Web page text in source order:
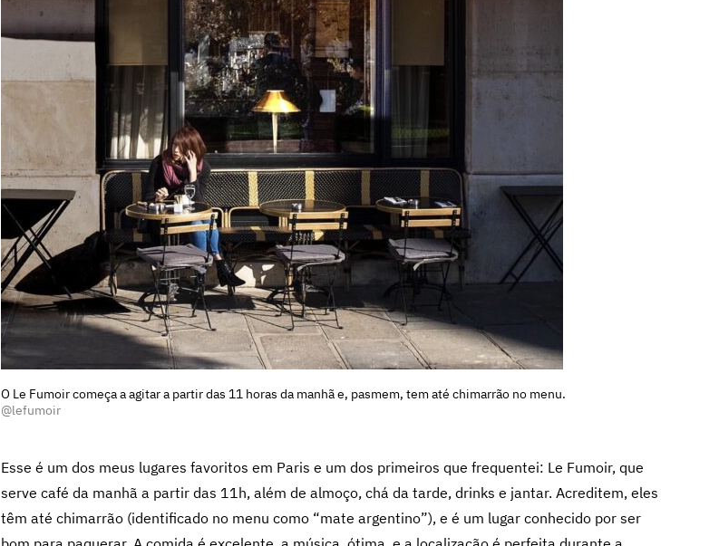
O Le Fumoir começa a agitar a partir das 11 horas da manhã e, pasmem, tem até chimarrão no menu.
@lefumoir
Esse é um dos meus lugares favoritos em Paris e um dos primeiros que frequentei: Le Fumoir, que
serve café da manhã a partir das 11h, além de almoço, chá da tarde, drinks e jantar. Acreditem, eles
têm até chimarrão (identificado no menu como “mate argentino”), e é um lugar conhecido por ser